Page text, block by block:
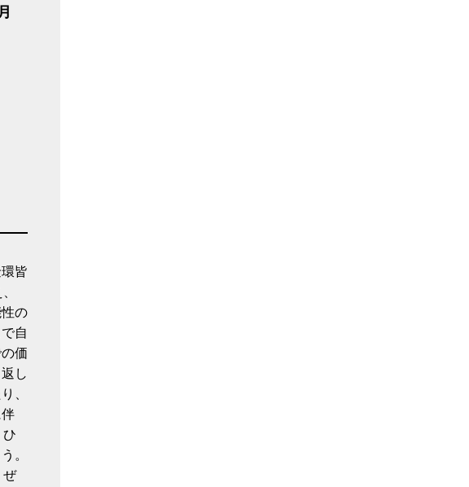
皆
の
自
価
し
、
。